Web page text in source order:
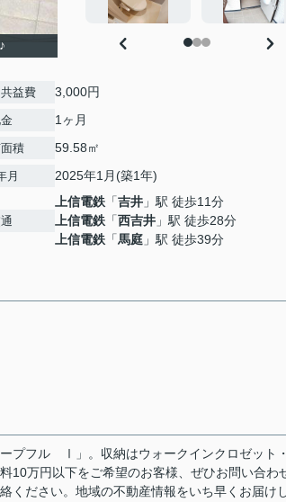
益費 3,000円
1ヶ月
積 59.58㎡
月 2025年1月(築1年)
上信電鉄 「吉井 」駅 徒歩11分
上信電鉄 「西吉井 」駅 徒歩28分
上信電鉄 「馬庭 」駅 徒歩39分
ープフル Ⅰ」。収納はウォークインクロゼット
10万円以下をご希望のお客様、ぜひお問い合わ
ください。地域の不動産情報をいち早くお届け